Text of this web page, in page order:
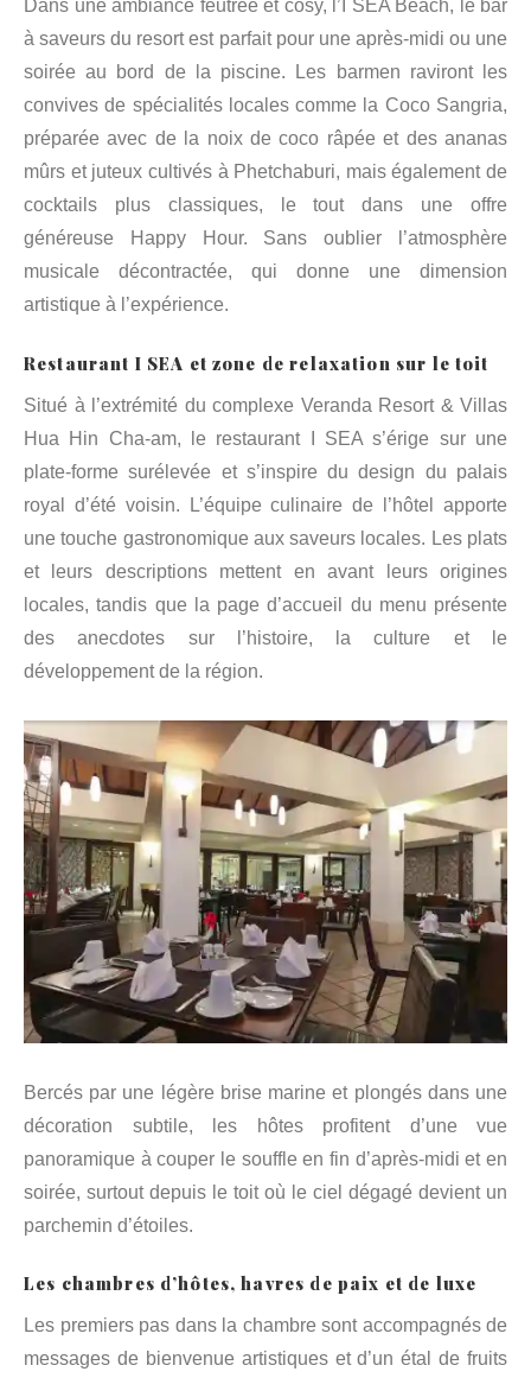
Dans une ambiance feutrée et cosy, l’I SEA Beach, le bar
à saveurs du resort est parfait pour une après-midi ou une
soirée au bord de la piscine. Les barmen raviront les
convives de spécialités locales comme la Coco Sangria,
préparée avec de la noix de coco râpée et des ananas
mûrs et juteux cultivés à Phetchaburi, mais également de
cocktails plus classiques, le tout dans une offre
généreuse Happy Hour. Sans oublier l’atmosphère
musicale décontractée, qui donne une dimension
artistique à l’expérience.
Restaurant I SEA et zone de relaxation sur le toit
Situé à l’extrémité du complexe Veranda Resort & Villas
Hua Hin Cha-am, le restaurant I SEA s’érige sur une
plate-forme surélevée et s’inspire du design du palais
royal d’été voisin. L’équipe culinaire de l’hôtel apporte
une touche gastronomique aux saveurs locales. Les plats
et leurs descriptions mettent en avant leurs origines
locales, tandis que la page d’accueil du menu présente
des anecdotes sur l’histoire, la culture et le
développement de la région.
Bercés par une légère brise marine et plongés dans une
décoration subtile, les hôtes profitent d’une vue
panoramique à couper le souffle en fin d’après-midi et en
soirée, surtout depuis le toit où le ciel dégagé devient un
parchemin d’étoiles.
Les chambres d’hôtes, havres de paix et de luxe
Les premiers pas dans la chambre sont accompagnés de
messages de bienvenue artistiques et d’un étal de fruits